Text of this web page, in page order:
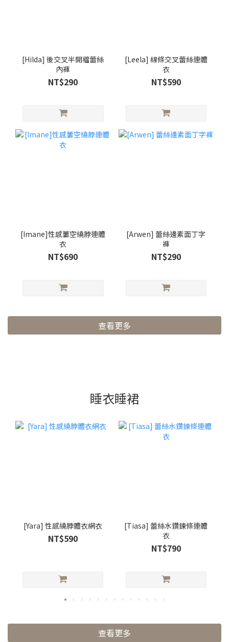
[Hilda] 後交叉半開檔蕾絲
內褲
NT$290
[Leela] 線條交叉蕾絲連體
衣
NT$590
[Imane]性感簍空繞脖連體
衣
NT$690
[Arwen] 蕾絲邊素面丁字
褲
NT$290
查看更多
睡衣睡裙
[Yara] 性感繞脖體衣網衣
NT$590
[Tiasa] 蕾絲水鑽鍊條連體
衣
NT$790
查看更多